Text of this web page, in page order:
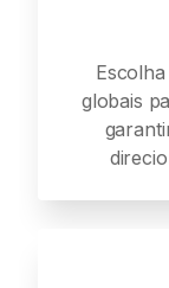
globais